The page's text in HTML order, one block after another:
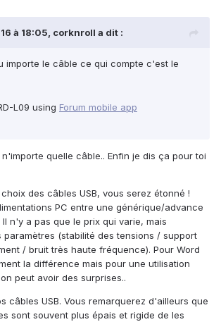
à 18:05, corknroll a dit :
importe le câble ce qui compte c'est le
L09 using Forum mobile app
n'importe quelle câble.. Enfin je dis ça pour toi
des câbles USB, vous serez étonné !
PC entre une générique/advance
Il n'y a pas que le prix qui varie, mais
(stabilité des tensions / support
/ bruit très haute fréquence). Pour Word
la différence mais pour une utilisation
peut avoir des surprises..
câbles USB. Vous remarquerez d'ailleurs que
sont souvent plus épais et rigide de les